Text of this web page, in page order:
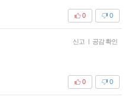
0
0
신고 | 공감 확인
0
0